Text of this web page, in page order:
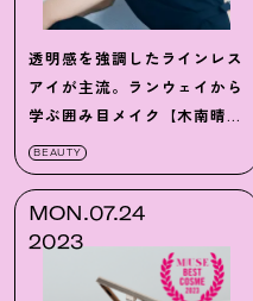
透明感を強調したラインレス
アイが主流。ランウェイから
学ぶ囲み目メイク【木南晴夏
×中山友恵】
BEAUTY
MON.07.24
2023